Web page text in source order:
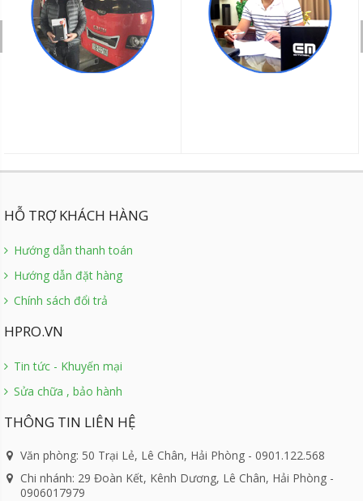
HỖ TRỢ KHÁCH HÀNG
Hướng dẫn thanh toán
Hướng dẫn đặt hàng
Chính sách đổi trả
HPRO.VN
Tin tức - Khuyến mại
Sửa chữa , bảo hành
THÔNG TIN LIÊN HỆ
Văn phòng: 50 Trại Lẻ, Lê Chân, Hải Phòng - 0901.122.568
Chi nhánh: 29 Đoàn Kết, Kênh Dương, Lê Chân, Hải Phòng -
0906017979